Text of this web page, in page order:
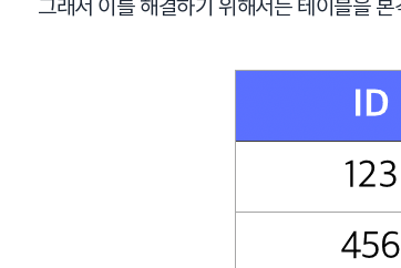
그래서 이를 해결하기 위해서는 테이블을 본